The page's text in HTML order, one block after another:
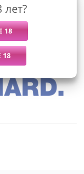
активных